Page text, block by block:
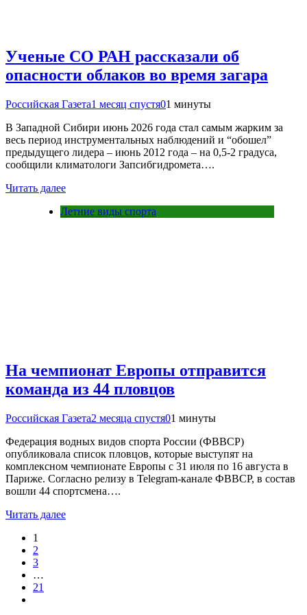
Ученые СО РАН рассказали об
опасности облаков во время загара
Российская Газета1 месяц спустя01 минуты
В Западной Сибири июнь 2026 года стал самым жарким за
весь период инструментальных наблюдений и “обошел”
предыдущего лидера – июнь 2012 года – на 0,5-2 градуса,
сообщили климатологи Запсибгидромета….
Читать далее
Летние виды спорта
На чемпионат Европы отправится
команда из 44 пловцов
Российская Газета2 месяца спустя01 минуты
Федерация водных видов спорта России (ФВВСР)
опубликовала список пловцов, которые выступят на
комплексном чемпионате Европы с 31 июля по 16 августа в
Париже. Согласно релизу в Telegram-канале ФВВСР, в состав
вошли 44 спортсмена….
Читать далее
1
2
3
…
21